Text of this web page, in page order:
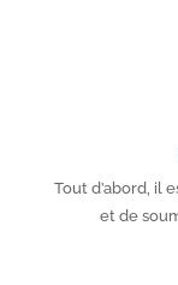
Tout d’abord, il
et de